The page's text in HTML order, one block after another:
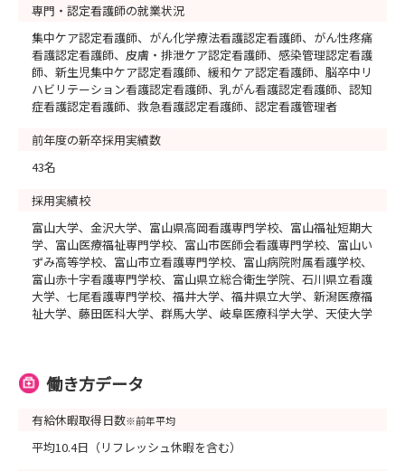
専門・認定看護師の就業状況
集中ケア認定看護師、がん化学療法看護認定看護師、がん性疼痛
看護認定看護師、皮膚・排泄ケア認定看護師、感染管理認定看護
師、新生児集中ケア認定看護師、緩和ケア認定看護師、脳卒中リ
ハビリテーション看護認定看護師、乳がん看護認定看護師、認知
症看護認定看護師、救急看護認定看護師、認定看護管理者
前年度の新卒採用実績数
43名
採用実績校
富山大学、金沢大学、富山県高岡看護専門学校、富山福祉短期大
学、富山医療福祉専門学校、富山市医師会看護専門学校、富山い
ずみ高等学校、富山市立看護専門学校、富山病院附属看護学校、
富山赤十字看護専門学校、富山県立総合衛生学院、石川県立看護
大学、七尾看護専門学校、福井大学、福井県立大学、新潟医療福
祉大学、藤田医科大学、群馬大学、岐阜医療科学大学、天使大学
働き方データ
有給休暇取得日数※前年平均
平均10.4日（リフレッシュ休暇を含む）